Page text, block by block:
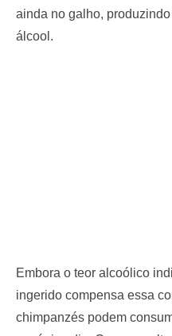
ainda no galho,
álcool.
Embora o teor alcoólico
ingerido compensa essa
chimpanzés podem